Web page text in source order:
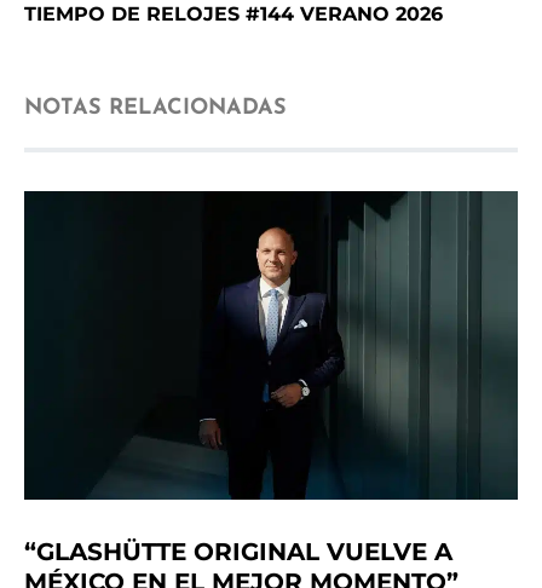
TIEMPO DE RELOJES #144 VERANO 2026
NOTAS RELACIONADAS
“GLASHÜTTE ORIGINAL VUELVE A
MÉXICO EN EL MEJOR MOMENTO”